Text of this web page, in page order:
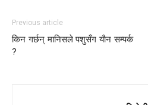
Previous article
किन गर्छन् मानिसले पशुसँग याैन सम्पर्क
?